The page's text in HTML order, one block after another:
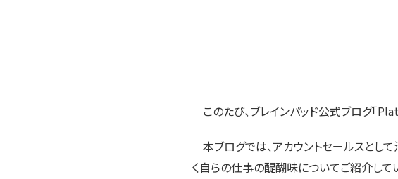
このたび、ブレインパッド公式ブログ「
本ブログでは、アカウントセールスとし
く自らの仕事の醍醐味についてご紹介して